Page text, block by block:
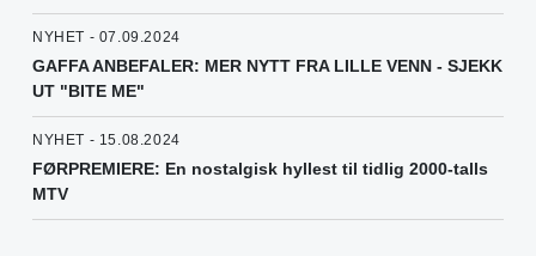
NYHET - 07.09.2024
GAFFA ANBEFALER: MER NYTT FRA LILLE VENN - SJEKK
UT "BITE ME"
NYHET - 15.08.2024
FØRPREMIERE: En nostalgisk hyllest til tidlig 2000-talls
MTV